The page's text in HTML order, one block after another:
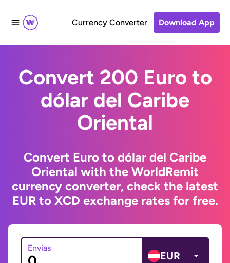
Currency Converter Download App
Convert 200 Euro to
dólar del Caribe
Oriental
Convert Euro to dólar del Caribe
Oriental with the WorldRemit
currency converter, check the latest
EUR to XCD exchange rates for free.
Envías
EUR